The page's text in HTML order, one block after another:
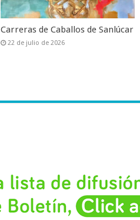
Carreras de Caballos de Sanlúcar
22 de julio de 2026